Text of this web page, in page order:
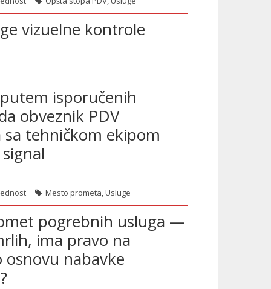
vizuelne kontrole
isporučenih
obveznik PDV
tehničkom ekipom
Mesto prometa,Usluge
pogrebnih usluga —
ima pravo na
nabavke